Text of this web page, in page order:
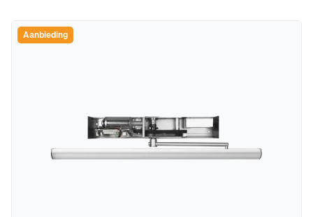
Aanbieding